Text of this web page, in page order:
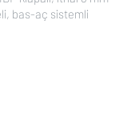
bas-aç sistemli